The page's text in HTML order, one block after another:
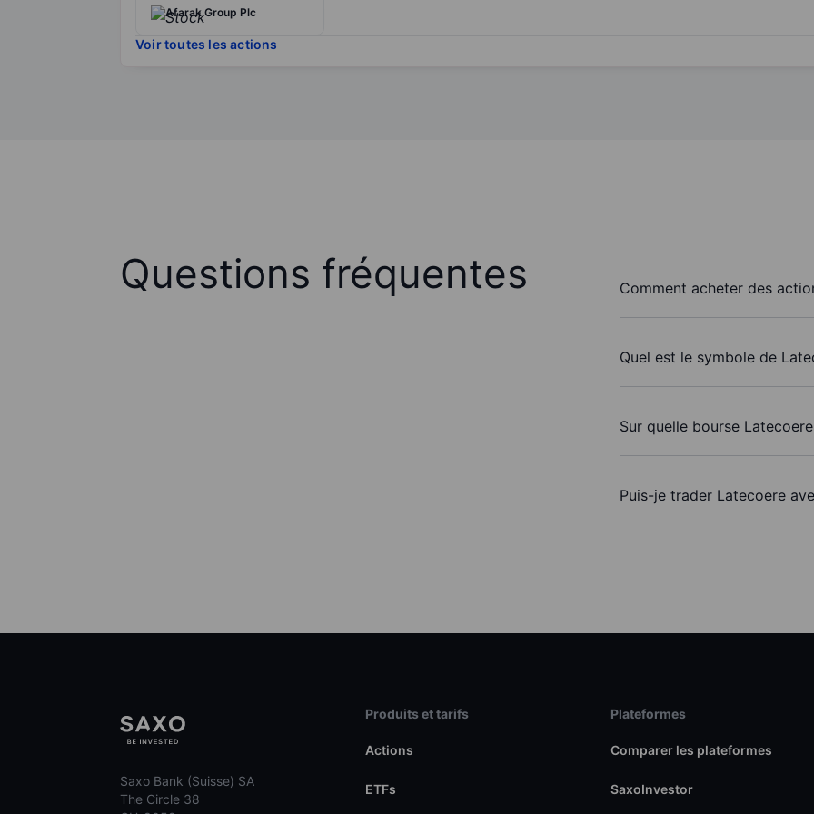
Afarak Group Plc
Voir toutes les actions
Questions fréquentes Comment acheter des
Quel est le symbole de
Sur quelle bourse
Puis-je trader Latecoere
Saxo Bank (Suisse) SA
The Circle 38
Produits et tarifs
Actions
ETFs
Plateformes
Comparer les plateformes
SaxoInvestor